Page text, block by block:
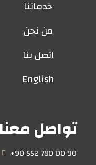
خدماتنا
من نحن
اتصل بنا
English
تواصل معنا
+90 552 790 00 90